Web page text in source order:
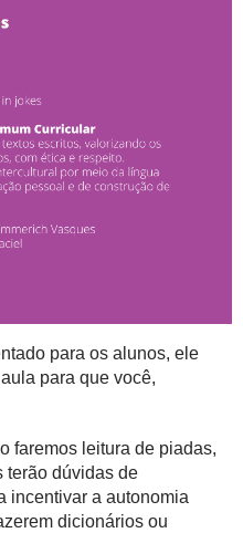
para os alunos, ele
para que você,
faremos leitura de piadas,
terão dúvidas de
incentivar a autonomia
dicionários ou